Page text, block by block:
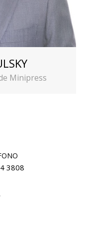
Minipress
3808